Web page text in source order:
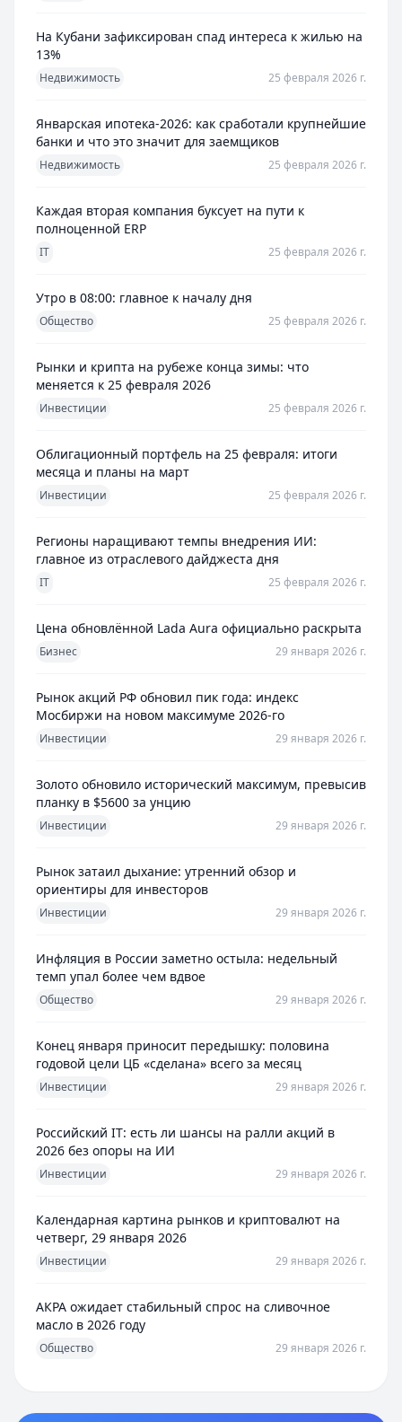
На Кубани зафиксирован спад интереса к жилью на
13%
Недвижимость 25 февраля 2026 г.
Январская ипотека-2026: как сработали крупнейшие
банки и что это значит для заемщиков
Недвижимость 25 февраля 2026 г.
Каждая вторая компания буксует на пути к
полноценной ERP
IT 25 февраля 2026 г.
Утро в 08:00: главное к началу дня
Общество 25 февраля 2026 г.
Рынки и крипта на рубеже конца зимы: что
меняется к 25 февраля 2026
Инвестиции 25 февраля 2026 г.
Облигационный портфель на 25 февраля: итоги
месяца и планы на март
Инвестиции 25 февраля 2026 г.
Регионы наращивают темпы внедрения ИИ:
главное из отраслевого дайджеста дня
IT 25 февраля 2026 г.
Цена обновлённой Lada Aura официально раскрыта
Бизнес 29 января 2026 г.
Рынок акций РФ обновил пик года: индекс
Мосбиржи на новом максимуме 2026-го
Инвестиции 29 января 2026 г.
Золото обновило исторический максимум, превысив
планку в $5600 за унцию
Инвестиции 29 января 2026 г.
Рынок затаил дыхание: утренний обзор и
ориентиры для инвесторов
Инвестиции 29 января 2026 г.
Инфляция в России заметно остыла: недельный
темп упал более чем вдвое
Общество 29 января 2026 г.
Конец января приносит передышку: половина
годовой цели ЦБ «сделана» всего за месяц
Инвестиции 29 января 2026 г.
Российский IT: есть ли шансы на ралли акций в
2026 без опоры на ИИ
Инвестиции 29 января 2026 г.
Календарная картина рынков и криптовалют на
четверг, 29 января 2026
Инвестиции 29 января 2026 г.
АКРА ожидает стабильный спрос на сливочное
масло в 2026 году
Общество 29 января 2026 г.